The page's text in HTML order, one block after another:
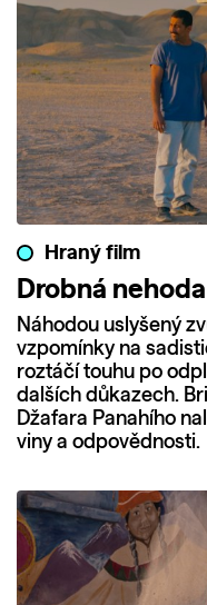
Hraný film
Drobná nehoda
Náhodou uslyšený
vzpomínky na
roztáčí touhu po
dalších důkazech.
Džafara Panahího
viny a odpovědnosti.